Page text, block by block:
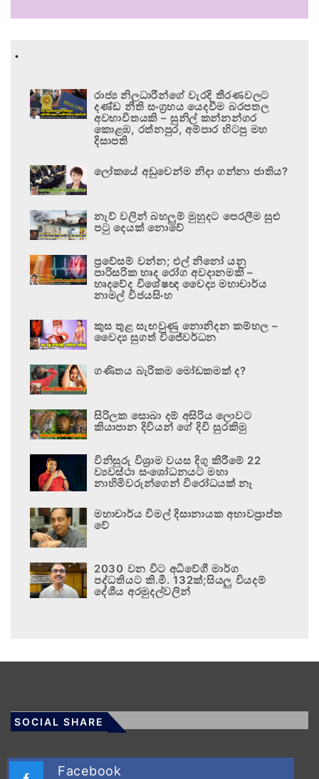
.
රාජ්‍ය නිලධාරීන්ගේ වැරදි තීරණවලට
දණ්ඩ නීති සංග්‍රහය යෙදවීම බරපතල
අවභාවිතයකි – සුනිල් කන්නන්ගර
කොළඹ, රත්නපුර, අම්පාර හිටපු මහ
දිසාපති
ලෝකයේ අඩුවෙන්ම නිදා ගන්නා ජාතිය?
නැව් වලින් බහලුම් මුහුදට පෙරලීම සුළු
පටු දෙයක් නොවේ
ප්‍රවේසම් වන්න; එල් නිනෝ යනු
පාරිසරික හෘද රෝග අවදානමකි –
හෘදවේද විශේෂඥ වෛද්‍ය මහාචාර්ය
නාමල් විජයසිංහ
කුස තුළ සැඟවුණු නොනිදන කම්හල –
වෛද්‍ය සුගත් විජේවර්ධන
ගණිතය බැරිකම මෝඩකමක් ද?
සිරිලක සොබා දම් අසිරිය ලොවට
කියාපාන දිවියන් ගේ දිවි සුරකිමු
විනිසුරු විශ්‍රාම වයස දිගු කිරීමේ 22
ව්‍යවස්ථා සංශෝධනයට මහා
නාහිමිවරුන්ගෙන් විරෝධයක් නෑ
මහාචාර්ය විමල් දිසානායක අභාවප්‍රාප්ත
වේ
2030 වන විට අධිවේගී මාර්ග
පද්ධතියට කි.මී. 132ක්;සියලු වියදම්
දේශීය අරමුදල්වලින්
SOCIAL SHARE
Facebook